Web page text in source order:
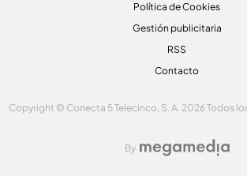
Política de Cookies
Gestión publicitaria
RSS
Contacto
Copyright © Conecta 5 Telecinco, S. A. 2026 Todos
By